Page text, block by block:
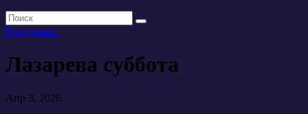
Праздники
Лазарева суббота
Апр 3, 2026